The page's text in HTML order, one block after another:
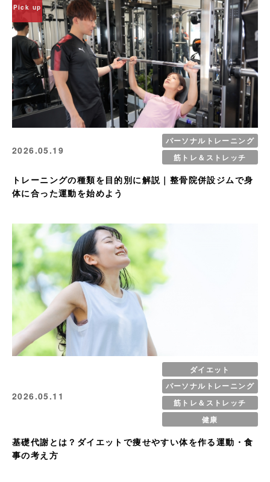
2026.05.19
パーソナルトレーニング
筋トレ＆ストレッチ
トレーニングの種類を目的別に解説｜整骨院併設ジムで身
体に合った運動を始めよう
Pick up
2026.05.11
ダイエット
パーソナルトレーニング
筋トレ＆ストレッチ
健康
基礎代謝とは？ダイエットで痩せやすい体を作る運動・食
事の考え方